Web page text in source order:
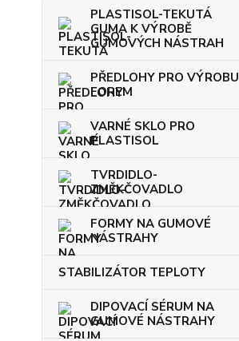
PLASTISOL-TEKUTÁ
GUMA K VÝROBĚ
GUMOVÝCH NÁSTRAH
PŘEDLOHY PRO VÝROBU
FOREM
VARNÉ SKLO PRO
PLASTISOL
TVRDIDLO-
ZMĚKČOVADLO
FORMY NA GUMOVÉ
NÁSTRAHY
STABILIZÁTOR TEPLOTY
DIPOVACÍ SÉRUM NA
GUMOVÉ NÁSTRAHY